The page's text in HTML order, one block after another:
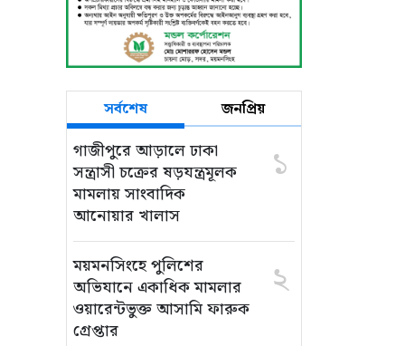
সর্বশেষ জনপ্রিয়
গাজীপুরে আড়ালে ঢাকা
সন্ত্রাসী চক্রের ষড়যন্ত্রমূলক
মামলায় সাংবাদিক
আনোয়ার খালাস
১
ময়মনসিংহে পুলিশের
অভিযানে একাধিক মামলার
ওয়ারেন্টভুক্ত আসামি ফারুক
গ্রেপ্তার
২